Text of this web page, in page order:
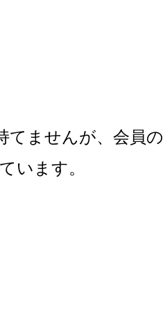
てませんが、会員の
います。